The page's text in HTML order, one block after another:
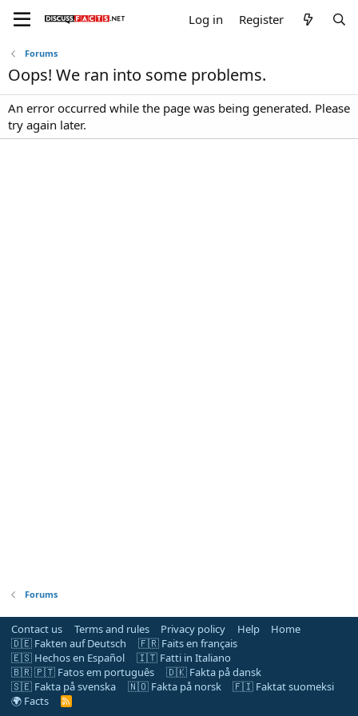
Log in Register
Forums
Oops! We ran into some problems.
An error occurred while the page was being generated. Please
try again later.
Forums
Contact us Terms and rules Privacy policy Help
Home
🇩🇪 Fakten auf Deutsch
🇫🇷 Faits en français
🇪🇸 Hechos en Español
🇮🇹 Fatti in Italiano
🇧🇷 🇵🇹 Fatos em português
🇩🇰 Fakta på dansk
🇸🇪 Fakta på svenska
🇳🇴 Fakta på norsk
🇫🇮 Faktat suomeksi
🌍 Facts
R